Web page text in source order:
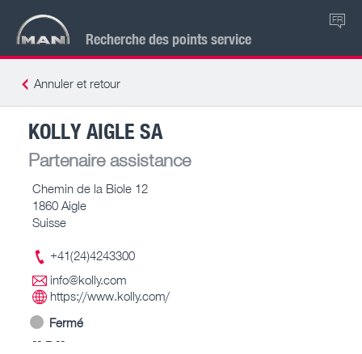
Recherche des points service
FR
Annuler et retour
KOLLY AIGLE SA
Partenaire assistance
Chemin de la Biole 12
1860 Aigle
Suisse
+41(24)4243300
info@kolly.com
https://www.kolly.com/
Fermé
-- – --